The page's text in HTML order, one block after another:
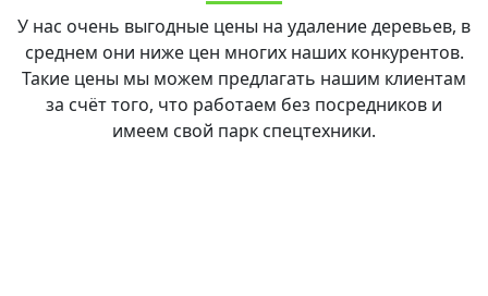
У нас очень выгодные цены на удаление деревьев, в
среднем они ниже цен многих наших конкурентов.
Такие цены мы можем предлагать нашим клиентам
за счёт того, что работаем без посредников и
имеем свой парк спецтехники.